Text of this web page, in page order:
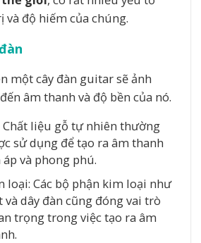
độ hiếm của chúng.
một cây đàn guitar sẽ ảnh
âm thanh và độ bền của nó.
Chất liệu gỗ tự nhiên thường
sử dụng để tạo ra âm thanh
áp và phong phú.
loại: Các bộ phận kim loại như
và dây đàn cũng đóng vai trò
trọng trong việc tạo ra âm